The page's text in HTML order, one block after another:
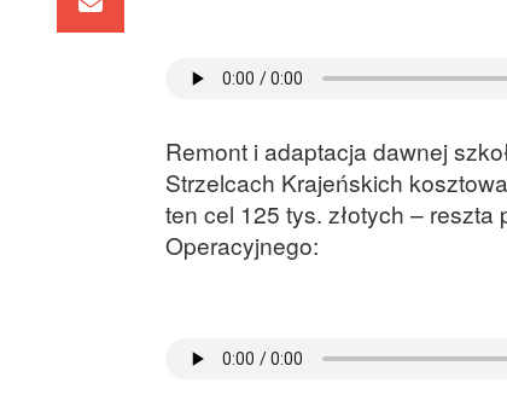
Remont i adaptacja dawnej
Strzelcach Krajeńskich
ten cel 125 tys. złotych –
Operacyjnego: